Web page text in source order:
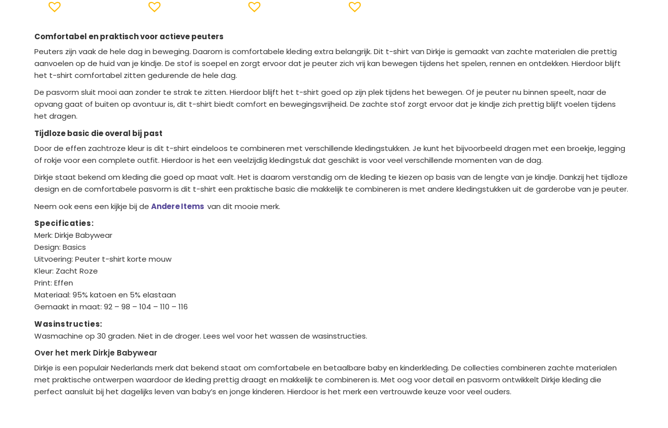
Comfortabel en praktisch voor actieve peuters
Peuters zijn vaak de hele dag in beweging. Daarom is comfortabele kleding extra belangrijk. Dit t-shirt van Dirkje is gemaakt van zachte materialen die prettig
aanvoelen op de huid van je kindje. De stof is soepel en zorgt ervoor dat je peuter zich vrij kan bewegen tijdens het spelen, rennen en ontdekken. Hierdoor blijft
het t-shirt comfortabel zitten gedurende de hele dag.
De pasvorm sluit mooi aan zonder te strak te zitten. Hierdoor blijft het t-shirt goed op zijn plek tijdens het bewegen. Of je peuter nu binnen speelt, naar de
opvang gaat of buiten op avontuur is, dit t-shirt biedt comfort en bewegingsvrijheid. De zachte stof zorgt ervoor dat je kindje zich prettig blijft voelen tijdens
het dragen.
Tijdloze basic die overal bij past
Door de effen zachtroze kleur is dit t-shirt eindeloos te combineren met verschillende kledingstukken. Je kunt het bijvoorbeeld dragen met een broekje, legging
of rokje voor een complete outfit. Hierdoor is het een veelzijdig kledingstuk dat geschikt is voor veel verschillende momenten van de dag.
Dirkje staat bekend om kleding die goed op maat valt. Het is daarom verstandig om de kleding te kiezen op basis van de lengte van je kindje. Dankzij het tijdloze
design en de comfortabele pasvorm is dit t-shirt een praktische basic die makkelijk te combineren is met andere kledingstukken uit de garderobe van je peuter.
Neem ook eens een kijkje bij deAndere Items van dit mooie merk.
Specificaties:
Merk: Dirkje Babywear
Design: Basics
Uitvoering: Peuter t-shirt korte mouw
Kleur: Zacht Roze
Print: Effen
Materiaal: 95% katoen en 5% elastaan
Gemaakt in maat: 92 – 98 – 104 – 110 – 116
Wasinstructies:
Wasmachine op 30 graden. Niet in de droger. Lees wel voor het wassen de wasinstructies.
Over het merk Dirkje Babywear
Dirkje is een populair Nederlands merk dat bekend staat om comfortabele en betaalbare baby en kinderkleding. De collecties combineren zachte materialen
met praktische ontwerpen waardoor de kleding prettig draagt en makkelijk te combineren is. Met oog voor detail en pasvorm ontwikkelt Dirkje kleding die
perfect aansluit bij het dagelijks leven van baby’s en jonge kinderen. Hierdoor is het merk een vertrouwde keuze voor veel ouders.